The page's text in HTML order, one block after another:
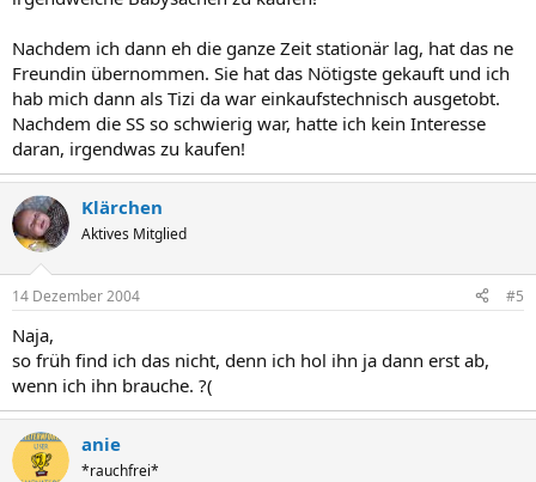
Nachdem ich dann eh die ganze Zeit stationär lag, hat das ne
Freundin übernommen. Sie hat das Nötigste gekauft und ich
hab mich dann als Tizi da war einkaufstechnisch ausgetobt.
Nachdem die SS so schwierig war, hatte ich kein Interesse
daran, irgendwas zu kaufen!
Klärchen
Aktives Mitglied
14 Dezember 2004 #5
Naja,
so früh find ich das nicht, denn ich hol ihn ja dann erst ab,
wenn ich ihn brauche. ?(
anie
*rauchfrei*